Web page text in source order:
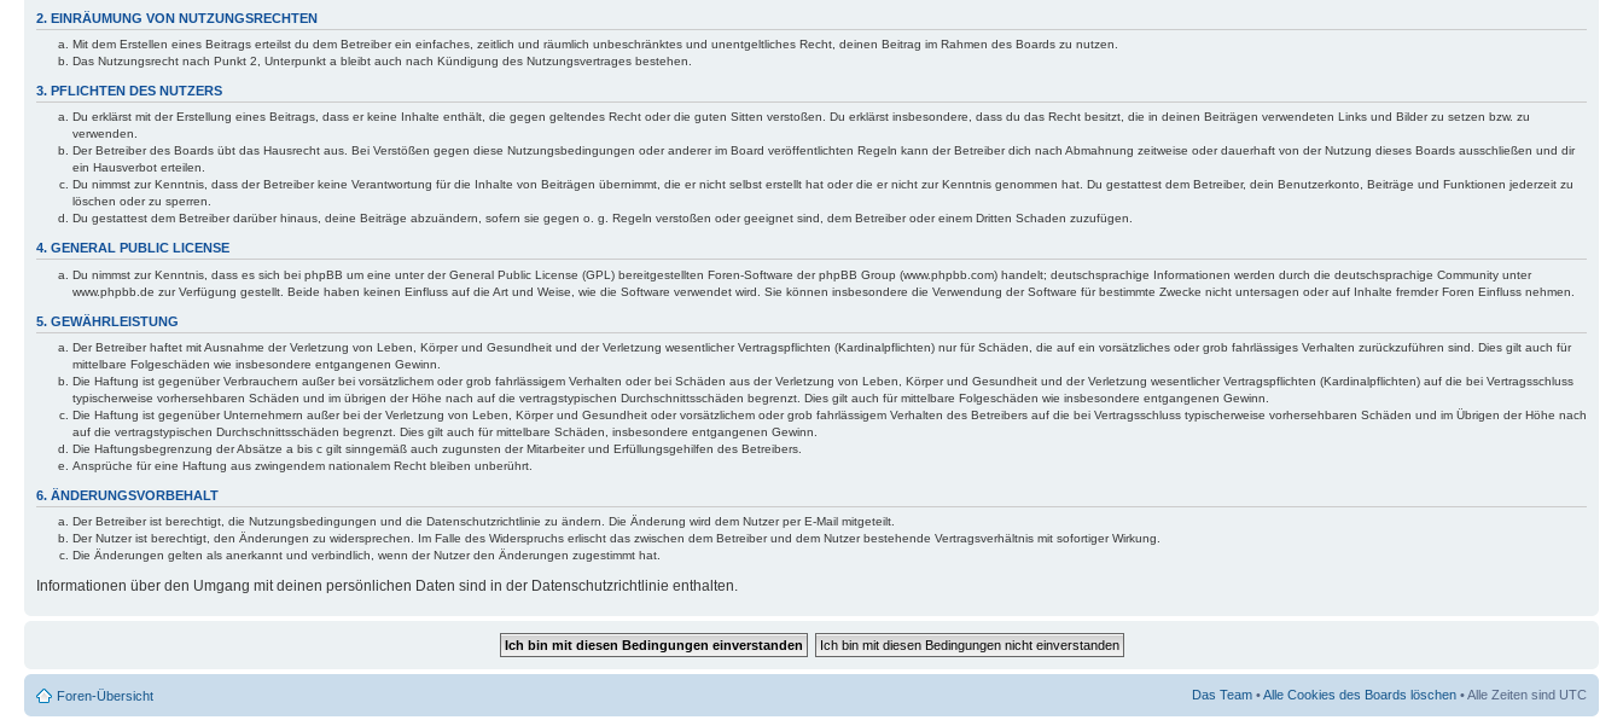
2. EINRÄUMUNG VON NUTZUNGSRECHTEN
Mit dem Erstellen eines Beitrags erteilst du dem Betreiber ein einfaches, zeitlich und räumlich unbeschränktes und unentgeltliches Recht, deinen Beitrag im Rahmen des Boards zu nutzen.
Das Nutzungsrecht nach Punkt 2, Unterpunkt a bleibt auch nach Kündigung des Nutzungsvertrages bestehen.
3. PFLICHTEN DES NUTZERS
Du erklärst mit der Erstellung eines Beitrags, dass er keine Inhalte enthält, die gegen geltendes Recht oder die guten Sitten verstoßen. Du erklärst insbesondere, dass du das Recht besitzt, die in deinen Beiträgen verwendeten Links und Bilder zu setzen bzw. zu
verwenden.
Der Betreiber des Boards übt das Hausrecht aus. Bei Verstößen gegen diese Nutzungsbedingungen oder anderer im Board veröffentlichten Regeln kann der Betreiber dich nach Abmahnung zeitweise oder dauerhaft von der Nutzung dieses Boards ausschließen und dir
ein Hausverbot erteilen.
Du nimmst zur Kenntnis, dass der Betreiber keine Verantwortung für die Inhalte von Beiträgen übernimmt, die er nicht selbst erstellt hat oder die er nicht zur Kenntnis genommen hat. Du gestattest dem Betreiber, dein Benutzerkonto, Beiträge und Funktionen jederzeit zu
löschen oder zu sperren.
Du gestattest dem Betreiber darüber hinaus, deine Beiträge abzuändern, sofern sie gegen o. g. Regeln verstoßen oder geeignet sind, dem Betreiber oder einem Dritten Schaden zuzufügen.
4. GENERAL PUBLIC LICENSE
Du nimmst zur Kenntnis, dass es sich bei phpBB um eine unter der General Public License (GPL) bereitgestellten Foren-Software der phpBB Group (www.phpbb.com) handelt; deutschsprachige Informationen werden durch die deutschsprachige Community unter
www.phpbb.de zur Verfügung gestellt. Beide haben keinen Einfluss auf die Art und Weise, wie die Software verwendet wird. Sie können insbesondere die Verwendung der Software für bestimmte Zwecke nicht untersagen oder auf Inhalte fremder Foren Einfluss nehmen.
5. GEWÄHRLEISTUNG
Der Betreiber haftet mit Ausnahme der Verletzung von Leben, Körper und Gesundheit und der Verletzung wesentlicher Vertragspflichten (Kardinalpflichten) nur für Schäden, die auf ein vorsätzliches oder grob fahrlässiges Verhalten zurückzuführen sind. Dies gilt auch für
mittelbare Folgeschäden wie insbesondere entgangenen Gewinn.
Die Haftung ist gegenüber Verbrauchern außer bei vorsätzlichem oder grob fahrlässigem Verhalten oder bei Schäden aus der Verletzung von Leben, Körper und Gesundheit und der Verletzung wesentlicher Vertragspflichten (Kardinalpflichten) auf die bei Vertragsschluss
typischerweise vorhersehbaren Schäden und im übrigen der Höhe nach auf die vertragstypischen Durchschnittsschäden begrenzt. Dies gilt auch für mittelbare Folgeschäden wie insbesondere entgangenen Gewinn.
Die Haftung ist gegenüber Unternehmern außer bei der Verletzung von Leben, Körper und Gesundheit oder vorsätzlichem oder grob fahrlässigem Verhalten des Betreibers auf die bei Vertragsschluss typischerweise vorhersehbaren Schäden und im Übrigen der Höhe nach
auf die vertragstypischen Durchschnittsschäden begrenzt. Dies gilt auch für mittelbare Schäden, insbesondere entgangenen Gewinn.
Die Haftungsbegrenzung der Absätze a bis c gilt sinngemäß auch zugunsten der Mitarbeiter und Erfüllungsgehilfen des Betreibers.
Ansprüche für eine Haftung aus zwingendem nationalem Recht bleiben unberührt.
6. ÄNDERUNGSVORBEHALT
Der Betreiber ist berechtigt, die Nutzungsbedingungen und die Datenschutzrichtlinie zu ändern. Die Änderung wird dem Nutzer per E-Mail mitgeteilt.
Der Nutzer ist berechtigt, den Änderungen zu widersprechen. Im Falle des Widerspruchs erlischt das zwischen dem Betreiber und dem Nutzer bestehende Vertragsverhältnis mit sofortiger Wirkung.
Die Änderungen gelten als anerkannt und verbindlich, wenn der Nutzer den Änderungen zugestimmt hat.
Informationen über den Umgang mit deinen persönlichen Daten sind in der Datenschutzrichtlinie enthalten.
Foren-Übersicht Das Team •Alle Cookies des Boards löschen • Alle Zeiten sind UTC